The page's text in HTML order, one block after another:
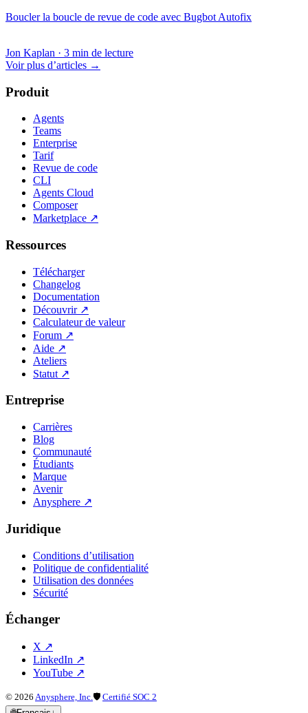
Boucler la boucle de revue de code avec Bugbot Autofix
Jon Kaplan · 3 min de lecture
Voir plus d’articles →
Produit
Agents
Teams
Enterprise
Tarif
Revue de code
CLI
Agents Cloud
Composer
Marketplace ↗
Ressources
Télécharger
Changelog
Documentation
Découvrir↗
Calculateur de valeur
Forum ↗
Aide ↗
Ateliers
Statut ↗
Entreprise
Carrières
Blog
Communauté
Étudiants
Marque
Avenir
Anysphere ↗
Juridique
Conditions d’utilisation
Politique de confidentialité
Utilisation des données
Sécurité
Échanger
X ↗
LinkedIn ↗
YouTube ↗
© 2026 Anysphere, Inc. 🛡 Certifié SOC 2